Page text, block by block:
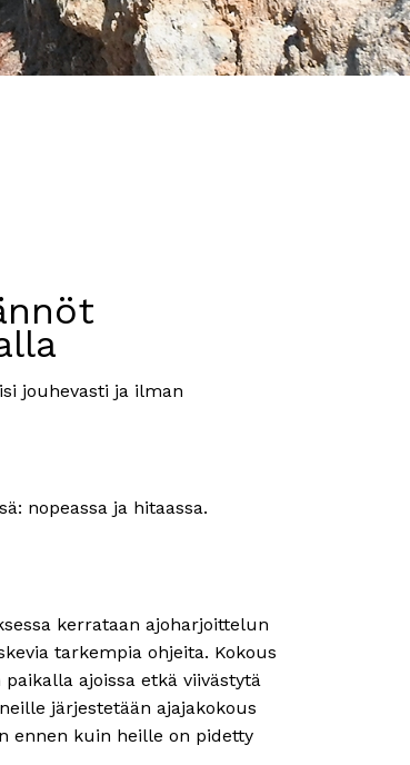
jouhevasti ja ilman
nopeassa ja hitaassa.
kerrataan ajoharjoittelun
tarkempia ohjeita. Kokous
ajoissa etkä viivästytä
järjestetään ajajakokous
ennen kuin heille on pidetty